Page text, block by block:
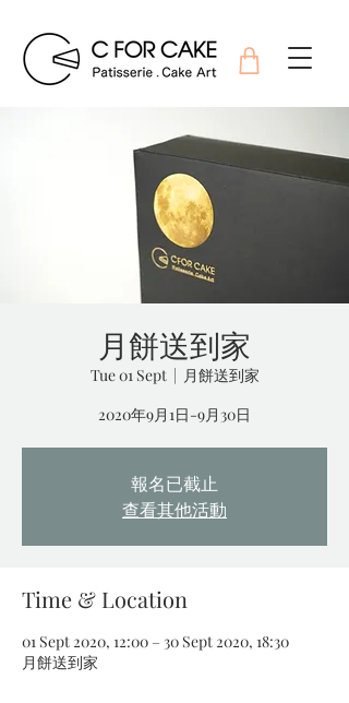
月餅送到家
Tue 01 Sept
  |
月餅送到家
2020年9月1日-9月30日
報名已截止
查看其他活動
Time & Location
01 Sept 2020, 12:00 – 30 Sept 2020, 18:30
月餅送到家